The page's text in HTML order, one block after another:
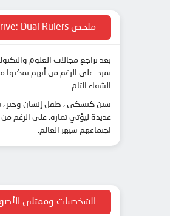
ملخص Guilty Gear Strive: Dual Rulers
بعد تراجع مجالات العلوم
تمرد. على الرغم من أنهم تمكنوا
الشفاء التام.
سين كيسكي ، طفل إنسان وجير ،
عديدة ليؤتي ثماره. على الرغم
اجتماعهم سيهز العالم.
الشخصيات وممثلي